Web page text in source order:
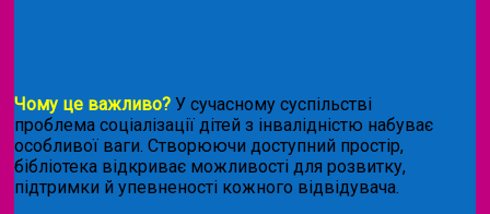
Чому це важливо? У сучасному суспільстві
проблема соціалізації дітей з інвалідністю набуває
особливої ваги. Створюючи доступний простір,
бібліотека відкриває можливості для розвитку,
підтримки й упевненості кожного відвідувача.